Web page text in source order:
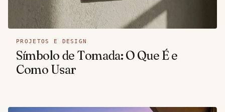
PROJETOS E DESIGN
Símbolo de Tomada: O Que É e
Como Usar